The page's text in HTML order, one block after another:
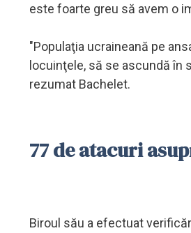
este foarte greu să avem o
"Populaţia ucraineană pe
locuinţele, să se ascundă în
rezumat Bachelet.
77 de atacuri
Biroul său a efectuat